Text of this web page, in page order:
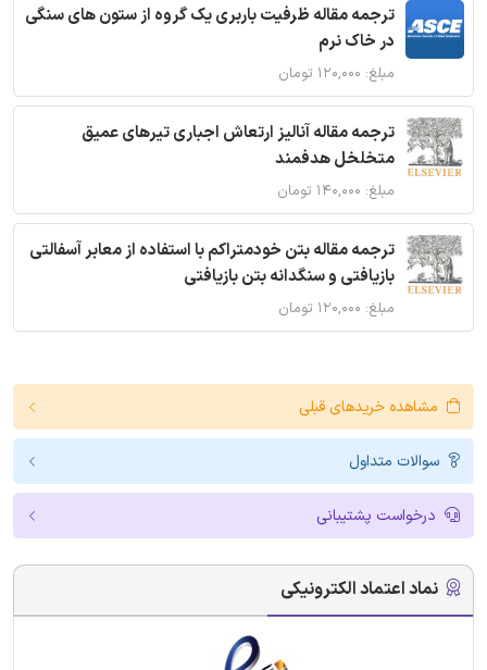
ترجمه مقاله ظرفیت باربری یک گروه از ستون های سنگی
در خاک نرم
مبلغ: ۱۲۰,۰۰۰ تومان
ترجمه مقاله آنالیز ارتعاش اجباری تیرهای عمیق
متخلخل هدفمند
مبلغ: ۱۴۰,۰۰۰ تومان
ترجمه مقاله بتن خودمتراکم با استفاده از معابر آسفالتی
بازیافتی و سنگدانه بتن بازیافتی
مبلغ: ۱۲۰,۰۰۰ تومان
مشاهده خریدهای قبلی
سوالات متداول
درخواست پشتیبانی
نماد اعتماد الکترونیکی